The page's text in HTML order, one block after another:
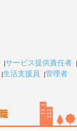
サービス提供責任者
生活支援員 管理者